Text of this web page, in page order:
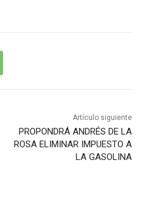
Artículo siguiente
PROPONDRÁ ANDRÉS DE LA
ROSA ELIMINAR IMPUESTO A
LA GASOLINA